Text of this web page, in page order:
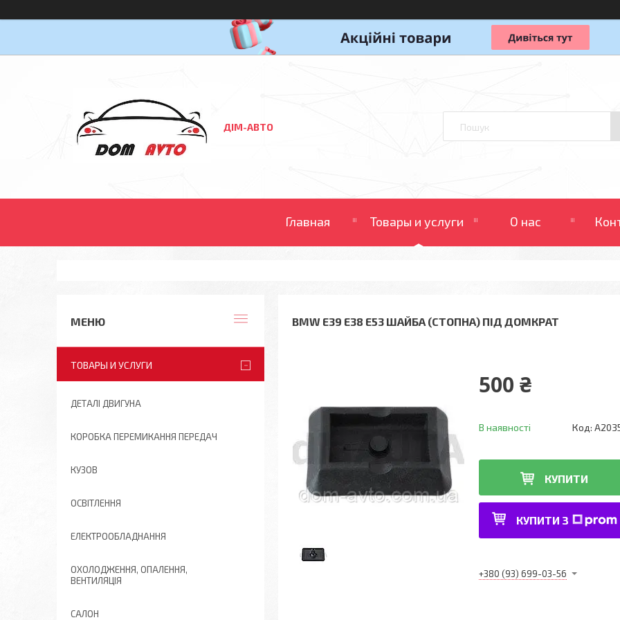
ДІМ-АВТО
Главная Товары и услуги О нас
BMW E39 E38 E53 ШАЙБА (СТОПНА) ПІД ДОМКРАТ
500 ₴
В наявності Код:
КУПИТИ
КУПИТИ З
+380 (93) 699-03-56
ТОВАРЫ И УСЛУГИ
ДЕТАЛІ ДВИГУНА
КОРОБКА ПЕРЕМИКАННЯ ПЕРЕДАЧ
КУЗОВ
ОСВІТЛЕННЯ
ЕЛЕКТРООБЛАДНАННЯ
ОХОЛОДЖЕННЯ, ОПАЛЕННЯ,
ВЕНТИЛЯЦІЯ
САЛОН